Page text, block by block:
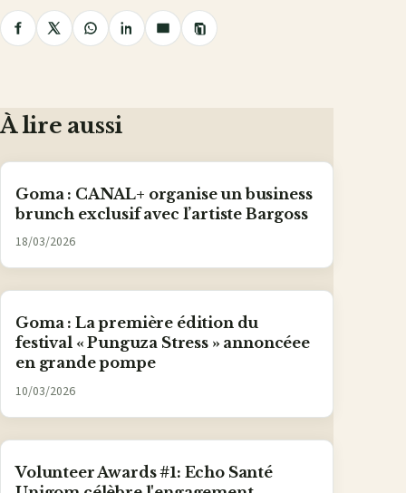
PartagerPartagerPartagerPartagerPartager
Copier
le
À lire aussi
Goma : CANAL+ organise un business
brunch exclusif avec l’artiste Bargoss
18/03/2026
Goma : La première édition du
festival « Punguza Stress » annoncéee
en grande pompe
10/03/2026
Volunteer Awards #1: Echo Santé